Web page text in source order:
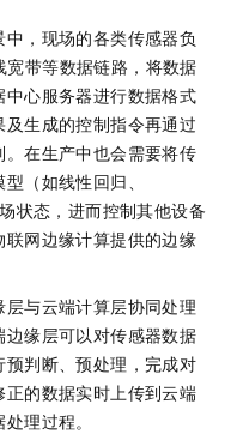
，现场的各类传感器负
带等数据链路，将数据
心服务器进行数据格式
生成的控制指令再通过
在生产中也会需要将传
（如线性回归、
状态，进而控制其他设备
网边缘计算提供的边缘
与云端计算层协同处理
缘层可以对传感器数据
判断、预处理，完成对
的数据实时上传到云端
理过程。